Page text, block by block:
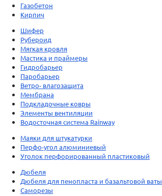
Газобетон
Кирпич
Шифер
Рубероид
Мягкая кровля
Мастика и праймеры
Гидробарьер
Паробарьер
Ветро- влагозащита
Мембрана
Подкладочные ковры
Элементы вентиляции
Водосточная система Rainway
Маяки для штукатурки
Перфо-угол алюминиевый
Уголок перфорированный пластиковый
Дюбеля
Дюбеля для пенопласта и базальтовой ваты
Саморезы